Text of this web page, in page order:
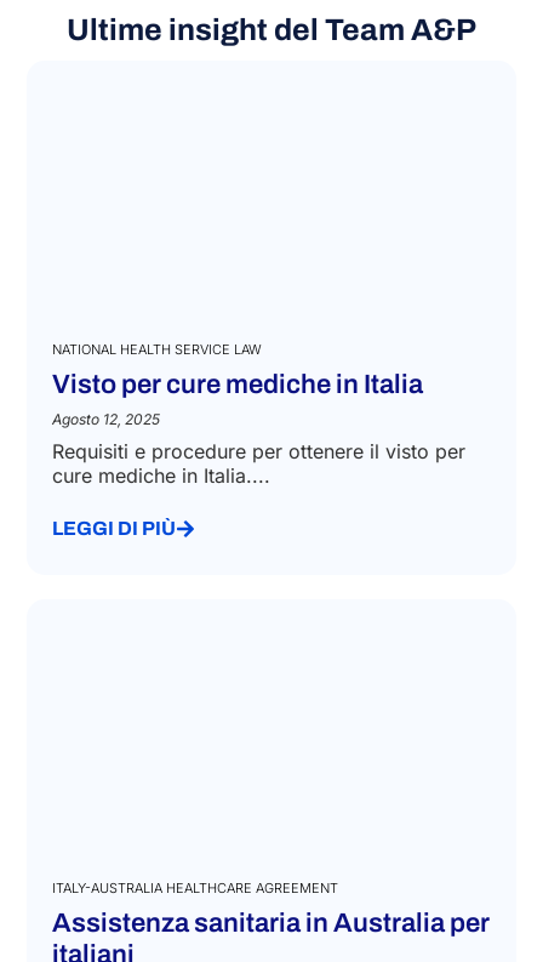
Ultime insight del Team A&P
NATIONAL HEALTH SERVICE LAW
Visto per cure mediche in Italia
Agosto 12, 2025
Requisiti e procedure per ottenere il visto per
cure mediche in Italia....
LEGGI DI PIÙ
ITALY-AUSTRALIA HEALTHCARE AGREEMENT
Assistenza sanitaria in Australia per
italiani